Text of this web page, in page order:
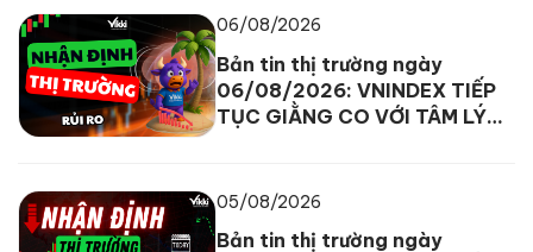
06/08/2026
Bản tin thị trường ngày
06/08/2026: VNINDEX TIẾP
TỤC GIẰNG CO VỚI TÂM LÝ
05/08/2026
Bản tin thị trường ngày